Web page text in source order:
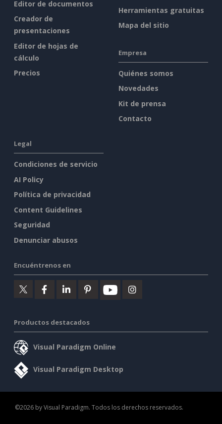
Editor de documentos
Creador de
presentaciones
Editor de hojas de
cálculo
Precios
Herramientas gratuitas
Mapa del sitio
Empresa
Quiénes somos
Novedades
Kit de prensa
Contacto
Legal
Condiciones de servicio
AI Policy
Política de privacidad
Content Guidelines
Seguridad
Denunciar abusos
Encuéntrenos en
Productos destacados
Visual Paradigm Online
Visual Paradigm Desktop
©2026 by Visual Paradigm. Todos los derechos reservados.